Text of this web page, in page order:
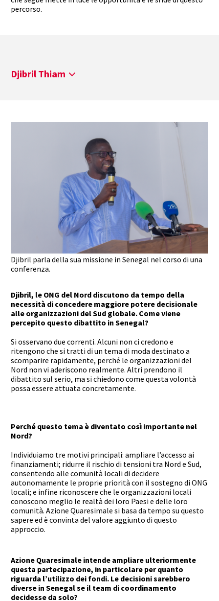
percorso.
Djibril Thiam
Djibril parla della sua missione in Senegal nel corso di una
conferenza.
Djibril, le ONG del Nord discutono da tempo della
necessità di concedere maggiore potere decisionale
alle organizzazioni del Sud globale. Come viene
percepito questo dibattito in Senegal?
Si osservano due correnti. Alcuni non ci credono e
ritengono che si tratti di un tema di moda destinato a
scomparire rapidamente, perché le organizzazioni del
Nord non vi aderiscono realmente. Altri prendono il
dibattito sul serio, ma si chiedono come questa volontà
possa essere attuata concretamente.
Perché questo tema è diventato così importante nel
Nord?
Individuiamo tre motivi principali: ampliare l’accesso ai
finanziamenti; ridurre il rischio di tensioni tra Nord e Sud,
consentendo alle comunità locali di decidere
autonomamente le proprie priorità con il sostegno di ONG
locali; e infine riconoscere che le organizzazioni locali
conoscono meglio le realtà dei loro Paesi e delle loro
comunità. Azione Quaresimale si basa da tempo su questo
sapere ed è convinta del valore aggiunto di questo
approccio.
Azione Quaresimale intende ampliare ulteriormente
questa partecipazione, in particolare per quanto
riguarda l’utilizzo dei fondi. Le decisioni sarebbero
diverse in Senegal se il team di coordinamento
decidesse da solo?